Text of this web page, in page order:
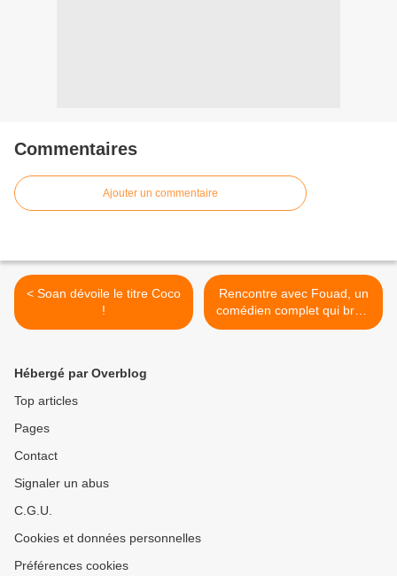
Commentaires
Ajouter un commentaire
< Soan dévoile le titre Coco
!
Rencontre avec Fouad, un
comédien complet qui brûle
les planches ! >
Hébergé par Overblog
Top articles
Pages
Contact
Signaler un abus
C.G.U.
Cookies et données personnelles
Préférences cookies